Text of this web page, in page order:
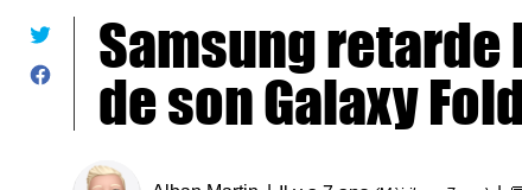
Samsung
de son Galaxy